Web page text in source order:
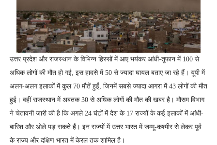
उत्तर प्रदेश और राजस्थान के विभिन्न हिस्सों में आए भयंकर आंधी-तूफान में 100 से
अधिक लोगों की मौत हो गई, इस हादसे में 50 से ज्यादा घायल बताए जा रहे हैं। यूपी में
अलग-अलग इलाकों में कुल 70 मौतें हुईं, जिनमें सबसे ज्यादा आगरा में 43 लोगों की मौत
हुई। वहीं राजस्थान में अबतक 30 से अधिक लोगों की मौत की खबर है। मौसम विभाग
ने चेतावनी जारी की है कि अगले 24 घंटों में देश के 17 राज्यों के कई इलाकों में आंधी-
बारिश और ओले पड़ सकते हैं। इन राज्यों में उत्तर भारत में जम्मू-कश्मीर से लेकर पूर्व
के राज्य और दक्षिण भारत में केरल तक शामिल है।